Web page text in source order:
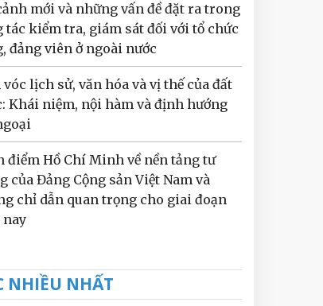
mới và những vấn đề đặt ra trong
tác kiểm tra, giám sát đối với tổ chức
đảng viên ở ngoài nước
vóc lịch sử, văn hóa và vị thế của đất
Khái niệm, nội hàm và định hướng
điểm Hồ Chí Minh về nền tảng tư
của Đảng Cộng sản Việt Nam và
chỉ dẫn quan trọng cho giai đoạn
NHIỀU NHẤT